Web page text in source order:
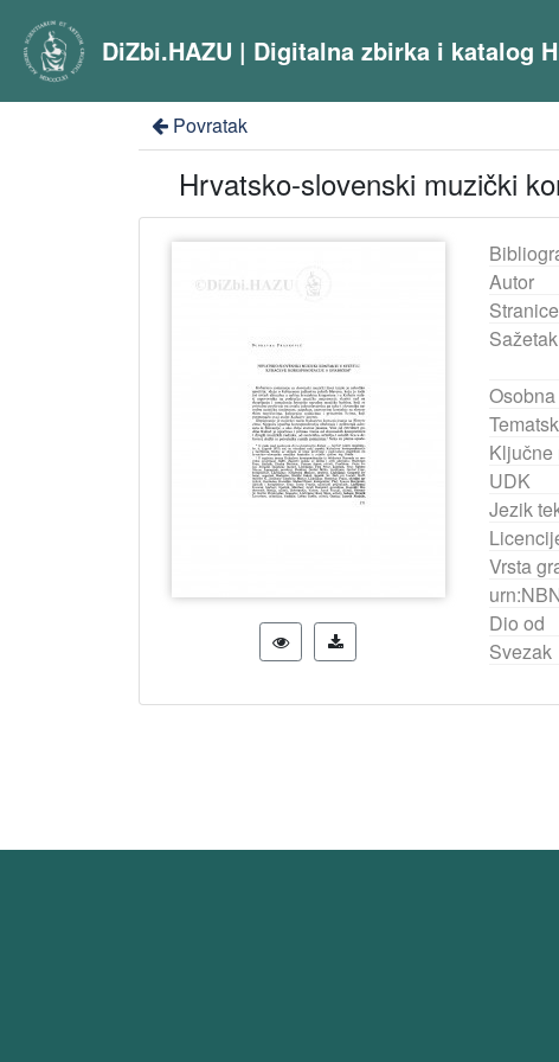
DiZbi.HAZU | Digitalna zbirka i katalog
Povratak
Hrvatsko-slovenski muzički
Autor
Stranice
Sažetak
Ključne
UDK
Jezik
Vrsta
Dio od
Svezak